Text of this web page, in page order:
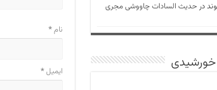
نام*
ایمیل*
در حدیث السادات چاووشی مجری
خورشیدی